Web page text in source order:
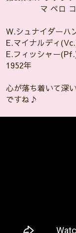
マ ペロ コン
W.シュナイダーハ
E.マイナルディ
E.フィッシャー
1952年
心が落ち着いて深
ですね♪